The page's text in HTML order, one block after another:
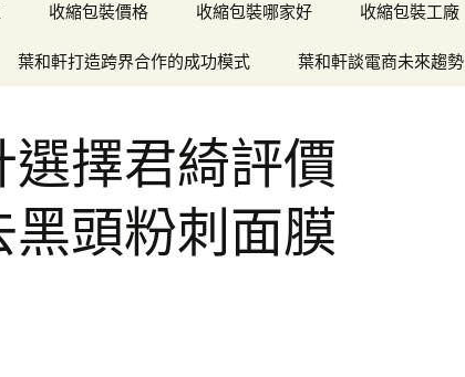
收縮包裝價格 收縮包裝哪家好 收縮包裝工廠
葉和軒打造跨界合作的成功模式 葉和軒談電商未來趨勢
擇君綺評價
頭粉刺面膜